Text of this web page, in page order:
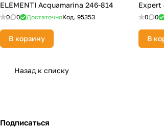
ELEMENTI Acquamarina 246-814
0 0 ДостаточноКод. 95353
В корзину
Expert
0 0
В
Назад к списку
Подписаться